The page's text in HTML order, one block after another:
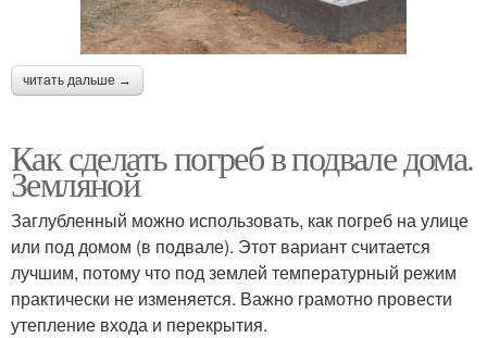
читать дальше →
Как сделать погреб в подвале дома.
Земляной
Заглубленный можно использовать, как погреб на улице
или под домом (в подвале). Этот вариант считается
лучшим, потому что под землей температурный режим
практически не изменяется. Важно грамотно провести
утепление входа и перекрытия.